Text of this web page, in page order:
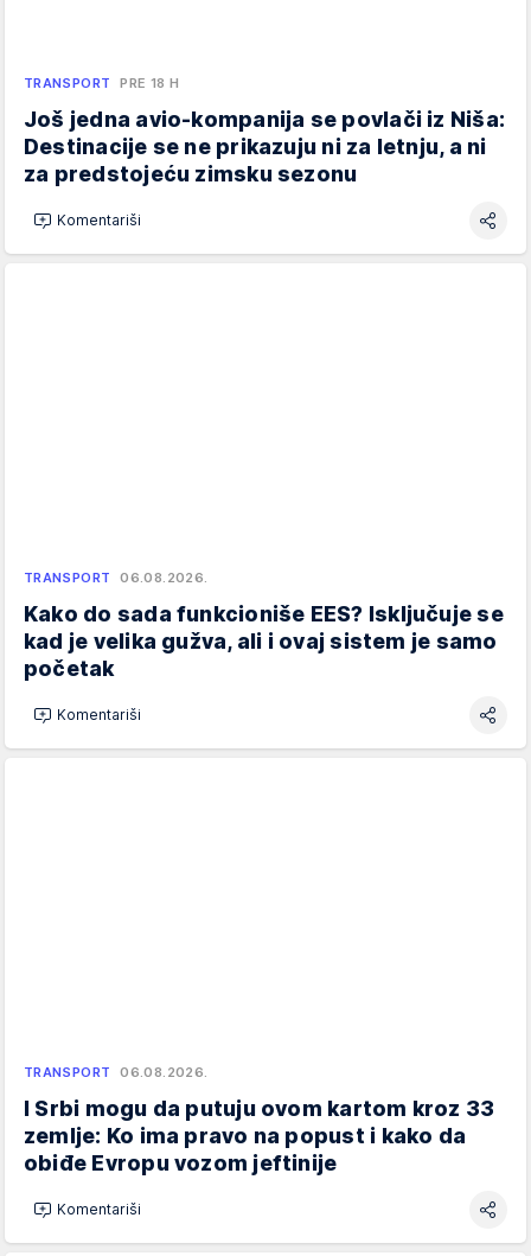
TRANSPORT PRE 18 H
Još jedna avio-kompanija se povlači iz Niša:
Destinacije se ne prikazuju ni za letnju, a ni
za predstojeću zimsku sezonu
Komentariši
TRANSPORT 06.08.2026.
Kako do sada funkcioniše EES? Isključuje se
kad je velika gužva, ali i ovaj sistem je samo
početak
Komentariši
TRANSPORT 06.08.2026.
I Srbi mogu da putuju ovom kartom kroz 33
zemlje: Ko ima pravo na popust i kako da
obiđe Evropu vozom jeftinije
Komentariši